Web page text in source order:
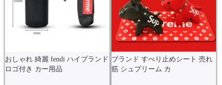
おしゃれ 綺麗 fendi ハイブランド
ロゴ付き カー用品
ブランド すべり止めシート 売れ
筋 シュプリーム カ